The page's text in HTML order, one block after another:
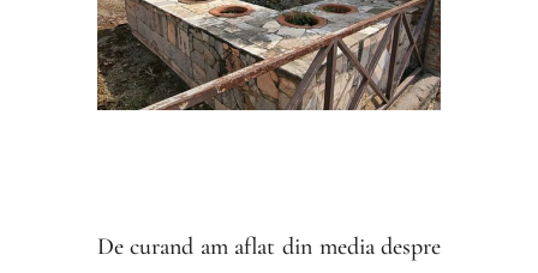
De curand am aflat din media despre